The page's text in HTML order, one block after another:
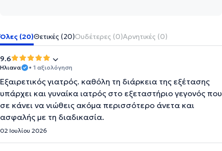
Όλες (20)Θετικές (20)Ουδέτερες (0)Αρνητικές (0)
9.6
Ηλιανα • 1 αξιολόγηση
Εξαιρετικός γιατρός. καθόλη τη διάρκεια της εξέτασης
υπάρχει και γυναίκα ιατρός στο εξεταστήριο γεγονός που
σε κάνει να νιώθεις ακόμα περισσότερο άνετα και
ασφαλής με τη διαδικασία.
02 Ιουλίου 2026